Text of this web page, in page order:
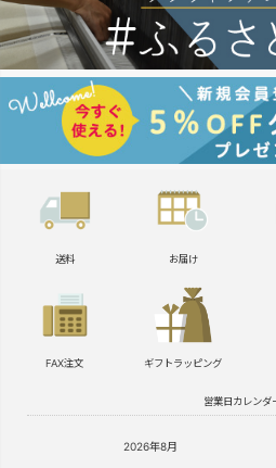
送料 お届け
FAX注文 ギフトラッピング
営業日カレンダ
2026年8月